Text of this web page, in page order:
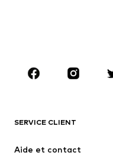
Accessoires
Nouveautés
SERVICE CLIENT
Aide et contact